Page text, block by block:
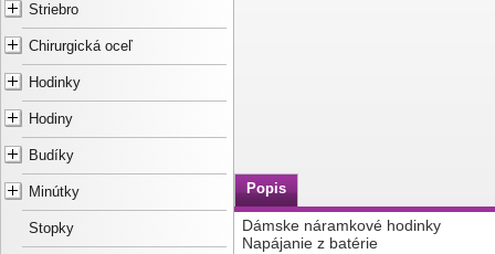
Striebro
Chirurgická oceľ
Hodinky
Hodiny
Budíky
Minútky
Stopky
Popis
Dámske náramkové hodinky
Napájanie z batérie